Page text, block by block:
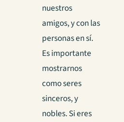
nuestros
amigos, y con las
personas en sí.
Es importante
mostrarnos
como seres
sinceros, y
nobles. Si eres